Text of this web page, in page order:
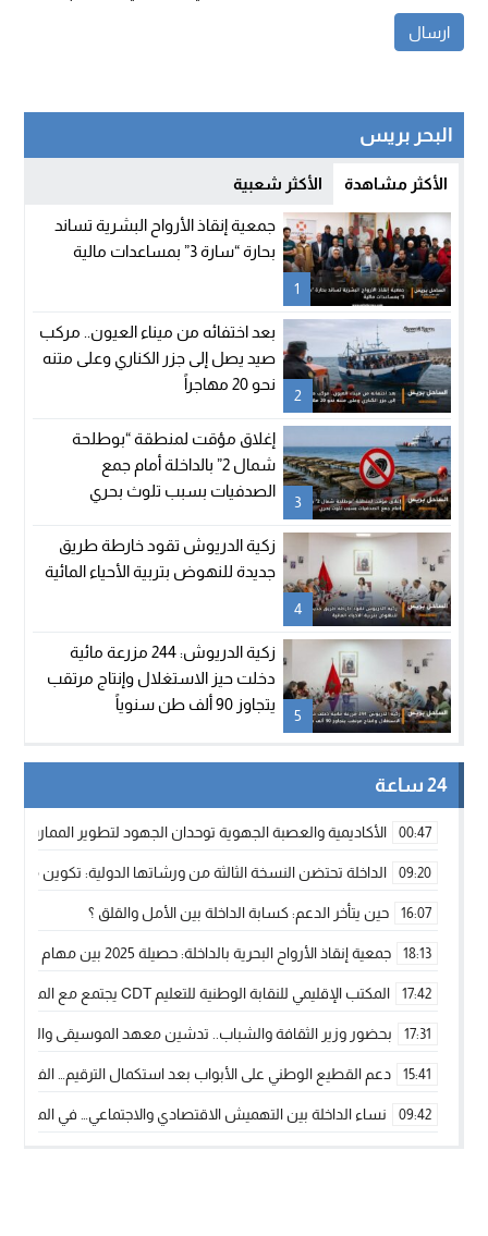
البحر بريس
الأكثر مشاهدة الأكثر شعبية
1
جمعية إنقاذ الأرواح البشرية تساند
بحارة “سارة 3” بمساعدات مالية
2
بعد اختفائه من ميناء العيون.. مركب
صيد يصل إلى جزر الكناري وعلى متنه
نحو 20 مهاجراً
3
إغلاق مؤقت لمنطقة “بوطلحة
شمال 2” بالداخلة أمام جمع
الصدفيات بسبب تلوث بحري
4
زكية الدريوش تقود خارطة طريق
جديدة للنهوض بتربية الأحياء المائية
5
زكية الدريوش: 244 مزرعة مائية
دخلت حيز الاستغلال وإنتاج مرتقب
يتجاوز 90 ألف طن سنوياً
24 ساعة
00:47 الأكاديمية والعصبة الجهوية توحدان الجهود لتطوير الممارسة
09:20 الداخلة تحتضن النسخة الثالثة من ورشاتها الدولية: تكوين
16:07 حين يتأخر الدعم: كسابة الداخلة بين الأمل والقلق ؟
18:13 جمعية إنقاذ الأرواح البحرية بالداخلة: حصيلة 2025 بين مهام الإنقاذ ومشروع “دار البحار”
17:42 المكتب الإقليمي للنقابة الوطنية للتعليم CDT يجتمع مع المدير الإقليمي لمناقشة ملفات جوهرية لنساء ورجال التعليم
17:31 بحضور وزير الثقافة والشباب.. تدشين معهد الموسيقى والفنون
15:41 دعم القطيع الوطني على الأبواب بعد استكمال الترقيم…
09:42 نساء الداخلة بين التهميش الاقتصادي والاجتماعي… في المؤسسات